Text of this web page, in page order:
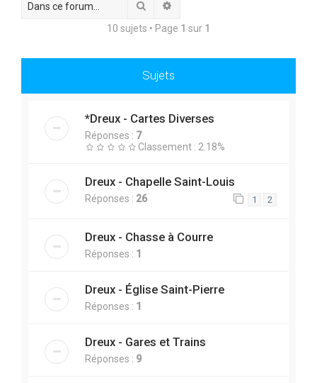
Rechercher
10 sujets • Page 1 sur 1
Sujets
*Dreux - Cartes Diverses
Réponses : 7
Classement : 2.18%
Dreux - Chapelle Saint-Louis
Réponses : 26 1 2
Dreux - Chasse à Courre
Réponses : 1
Dreux - Église Saint-Pierre
Réponses : 1
Dreux - Gares et Trains
Réponses : 9